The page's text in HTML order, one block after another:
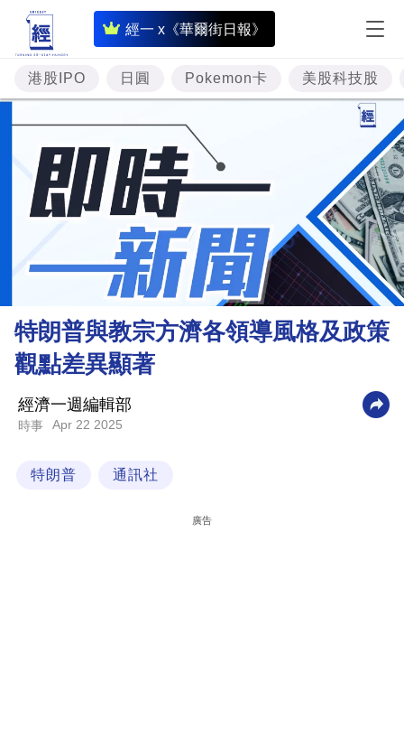
經一 x《華爾街日報》
即
時
財
經
專
題
投
資
樓
市
財
商
業
科
港股IPO 日圓 Pokemon卡 美股科技股
特朗普與教宗方濟各領導風格及政策
觀點差異顯著
經濟一週編輯部
時事 Apr 22 2025
特朗普 通訊社
廣告